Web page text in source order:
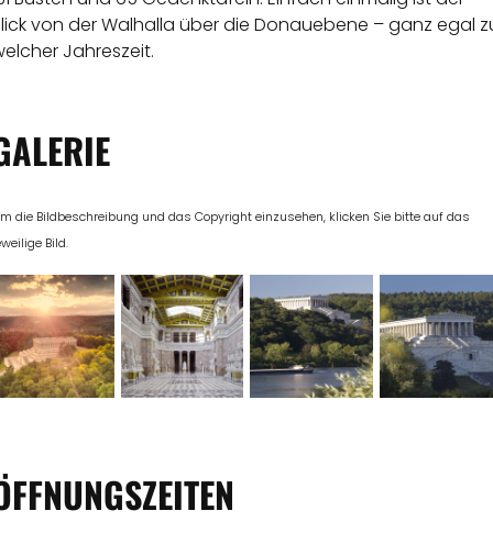
von der Walhalla über die Donauebene – ganz egal
Jahreszeit.
die Bildbeschreibung und das Copyright einzusehen, klicken Sie bitte auf das
Bild.